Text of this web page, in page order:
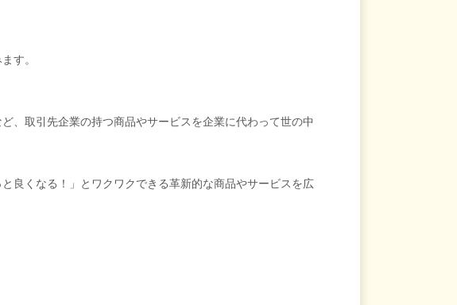
す。
、取引先企業の持つ商品やサービスを企業に代わって世の中
良くなる！」とワクワクできる革新的な商品やサービスを広